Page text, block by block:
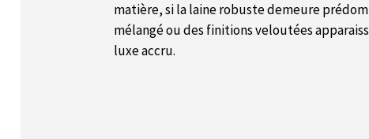
matière, si la laine robuste demeure
mélangé ou des finitions veloutées
luxe accru.